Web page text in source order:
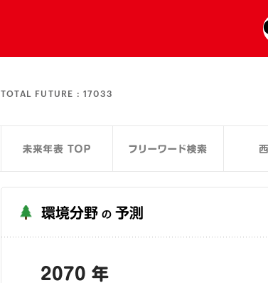
TOTAL FUTURE : 17033
環境分野 の 予測
2070 年